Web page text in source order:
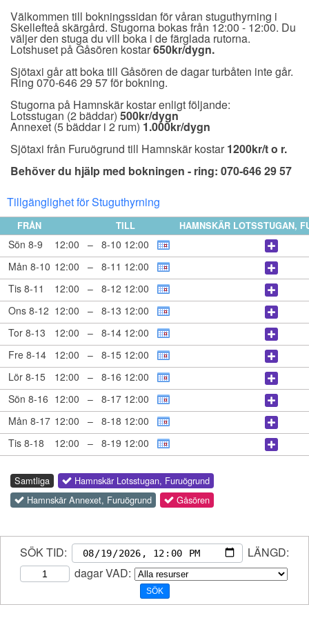
Välkommen till bokningssidan för våran stuguthyrning i
Skellefteå skärgård. Stugorna bokas från 12:00 - 12:00. Du
väljer den stuga du vill boka i de färglada rutorna.
Lotshuset på Gåsören kostar650kr/dygn.
Sjötaxi går att boka till Gåsören de dagar turbåten inte går.
Ring 070-646 29 57 för bokning.
Stugorna på Hamnskär kostar enligt följande:
Lotsstugan (2 bäddar) 500kr/dygn
Annexet (5 bäddar i 2 rum) 1.000kr/dygn
Sjötaxi från Furuögrund till Hamnskär kostar 1200kr/t o r.
Behöver du hjälp med bokningen - ring: 070-646 29 57
Tillgänglighet för Stuguthyrning
FRÅN TILL HAMNSKÄR LOTSSTUGAN,
Sön 8-9 12:00 – 8-10 12:00
Mån 8-10 12:00 – 8-11 12:00
Tis 8-11
12:00 – 8-12 12:00
Ons 8-12 12:00 – 8-13 12:00
Tor 8-13
12:00 – 8-14 12:00
Fre 8-14
12:00 – 8-15 12:00
Lör 8-15
12:00 – 8-16 12:00
Sön 8-16 12:00 – 8-17 12:00
Mån 8-17 12:00 – 8-18 12:00
Tis 8-18
12:00 – 8-19 12:00
Samtliga
Hamnskär Lotsstugan, Furuögrund
Hamnskär Annexet, Furuögrund
Gåsören
SÖK TID:
LÄNGD:
dagarVAD:
SÖK